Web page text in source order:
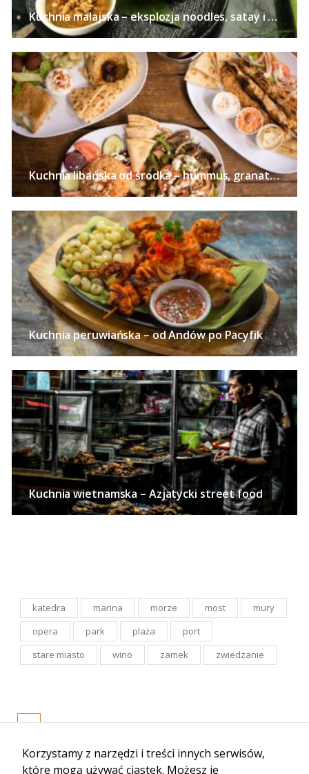
Kuchnia malajska – eksplozja noodles, satay i curry
Kuchnia libańska od środka – hummus, granaty, zatar i kardamon
Kuchnia peruwiańska – od Andów po Pacyfik
Kuchnia wietnamska – Azjatycki street food
katedra marina morze most
mury
opera
park plaża
port
stare miasto
wino zamek zwiedzanie
Korzystamy z narzędzi i treści innych serwisów,
które mogą używać ciastek. Możesz je